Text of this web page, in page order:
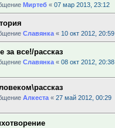
Миртеб « 07 мар 2013, 23:12
Славянка « 10 окт 2012, 20:59
за все!/рассказ
Славянка « 08 окт 2012, 20:38
Алкеста « 27 май 2012, 00:29